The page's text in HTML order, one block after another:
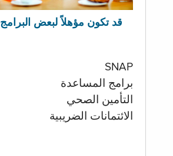
قد تكون مؤهلاً لبعض البرامج
SNAP
برامج المساعدة
التأمين الصحي
الائتمانات الضريبية